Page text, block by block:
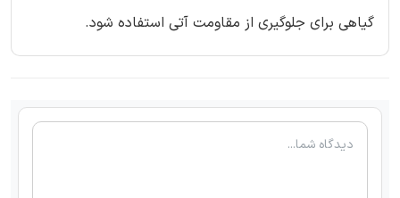
گیاهی برای جلوگیری از مقاومت آتی استفاده شود.